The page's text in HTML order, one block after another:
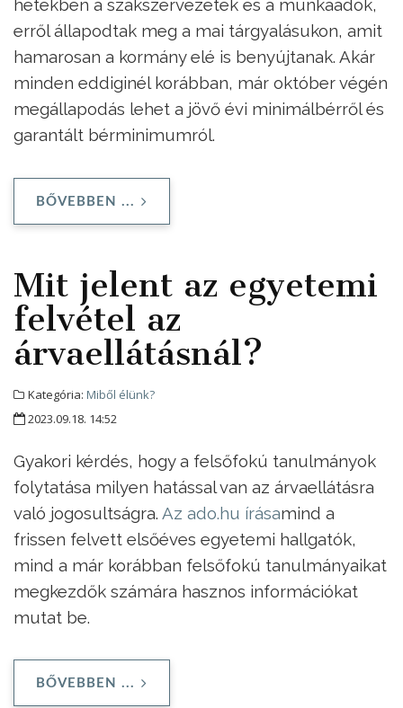
hetekben a szakszervezetek és a munkaadók,
erről állapodtak meg a mai tárgyalásukon, amit
hamarosan a kormány elé is benyújtanak. Akár
minden eddiginél korábban, már október végén
megállapodás lehet a jövő évi minimálbérről és
garantált bérminimumról.
BŐVEBBEN ...
Mit jelent az egyetemi
felvétel az
árvaellátásnál?
Kategória: Miből élünk?
2023.09.18. 14:52
Gyakori kérdés, hogy a felsőfokú tanulmányok
folytatása milyen hatással van az árvaellátásra
való jogosultságra. Az ado.hu írásamind a
frissen felvett elsőéves egyetemi hallgatók,
mind a már korábban felsőfokú tanulmányaikat
megkezdők számára hasznos információkat
mutat be.
BŐVEBBEN ...